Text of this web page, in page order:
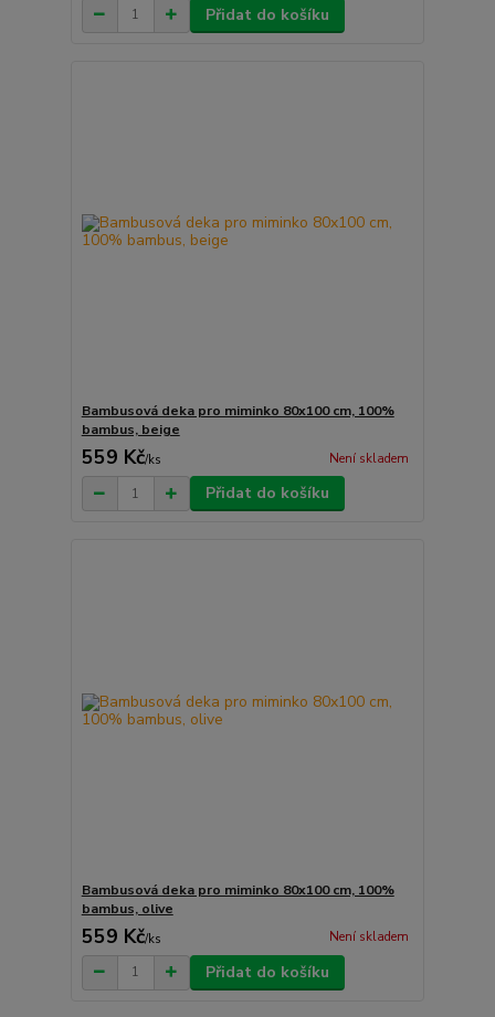
Přidat do košíku
Bambusová deka pro miminko 80x100 cm, 100%
bambus, beige
559 Kč/ks Není skladem
Přidat do košíku
Bambusová deka pro miminko 80x100 cm, 100%
bambus, olive
559 Kč/ks Není skladem
Přidat do košíku